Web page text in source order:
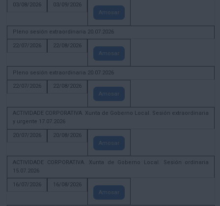
03/08/2026
03/09/2026
Amosar
Pleno sesión extraordinaria 20.07.2026
22/07/2026
22/08/2026
Amosar
Pleno sesión extraordinaria 20.07.2026
22/07/2026
22/08/2026
Amosar
ACTIVIDADE CORPORATIVA. Xunta de Goberno Local. Sesión extraordinaria
y urgente 17.07.2026
20/07/2026
20/08/2026
Amosar
ACTIVIDADE CORPORATIVA. Xunta de Goberno Local. Sesión ordinaria
15.07.2026
16/07/2026
16/08/2026
Amosar